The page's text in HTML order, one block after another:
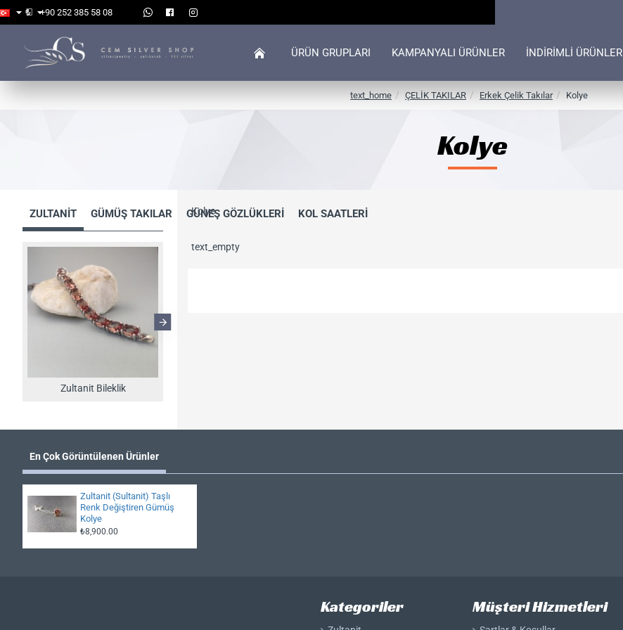
+90 252 385 58 08
₺
ÜRÜN GRUPLARI KAMPANYALI ÜRÜNLER İNDİRİMLİ ÜRÜNLER
Kolye
text_homeh
ÇELİK TAKILAR Erkek Çelik Takılar Kolye
ZULTANİT GÜMÜŞ TAKILAR GÜNEŞ GÖZLÜKLERİ KOL SAATLERİ
Zultanit Bileklik
Kolye
text_empty
En Çok Görüntülenen Ürünler
Zultanit (Sultanit) Taşlı
Renk Değiştiren Gümüş
Kolye
₺8,900.00
Kategoriler Müşteri Hizmetleri